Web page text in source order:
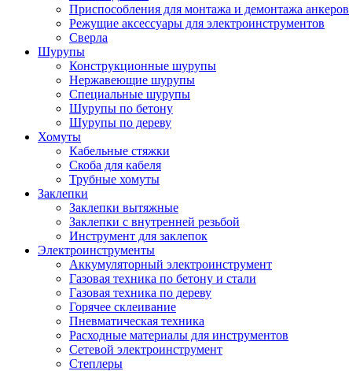
Приспособления для монтажа и демонтажа анкеров
Режущие аксессуары для электроинструментов
Сверла
Шурупы
Конструкционные шурупы
Нержавеющие шурупы
Специальные шурупы
Шурупы по бетону
Шурупы по дереву
Хомуты
Кабельные стяжки
Скоба для кабеля
Трубные хомуты
Заклепки
Заклепки вытяжные
Заклепки с внутренней резьбой
Инструмент для заклепок
Электроинструменты
Аккумуляторный электроинструмент
Газовая техника по бетону и стали
Газовая техника по дереву
Горячее склеивание
Пневматическая техника
Расходные материалы для инструментов
Сетевой электроинструмент
Степлеры